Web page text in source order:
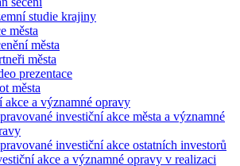
studie krajiny
města
města
města
prezentace
města
akce a významné opravy
investiční akce města a významné
investiční akce ostatních investorů
akce a významné opravy v realizaci